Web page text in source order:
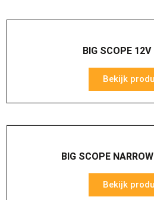
BIG SCOPE
Bekijk
BIG SCOPE
Bekijk